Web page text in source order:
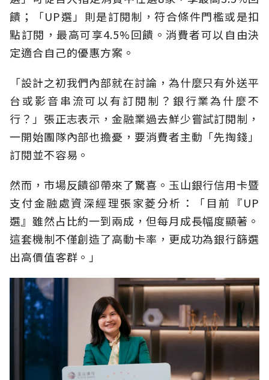
饋；「UP選」則是訂閱制，符合條件門檻或是扣
點訂閱，最高可享4.5%回饋。消費者可以自由決
定適合自己的優惠方案。
「設計之初我們內部就在討論，為什麼只有外送平
台或影音串流可以有訂閱制？銀行業為什麼不
行？」張正志表示，金融業過去鮮少嘗試訂閱制，
一開始團隊內部也擔憂，要消費者主動「先掏錢」
訂閱並不容易。
然而，市場反饋卻帶來了驚喜。玉山銀行信用卡暨
支付金融處資深經理張家菱分析：「目前『UP
選』雖然占比約一到兩成，但每月成長幅度顯著。
這套機制不僅創造了高動卡率，更成功為銀行篩選
出高價值客群。」